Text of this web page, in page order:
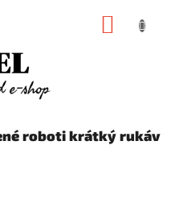
roboti krátký rukáv